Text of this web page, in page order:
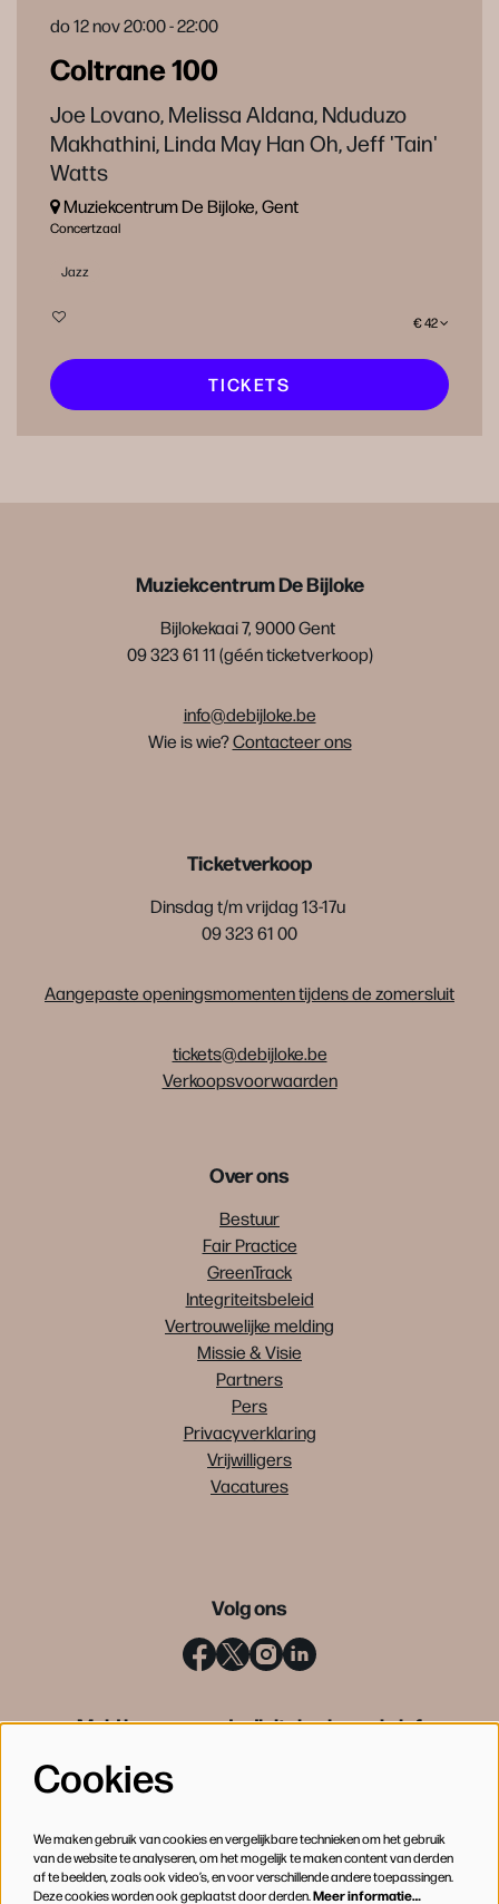
Coltrane 100
Joe Lovano, Melissa Aldana, Nduduzo
Makhathini, Linda May Han Oh, Jeff 'Tain'
Watts
do 12 nov20:00 - 22:00
Muziekcentrum De Bijloke, Gent
Concertzaal
Jazz
€ 42
TICKETS
Muziekcentrum De Bijloke
Bijlokekaai 7, 9000 Gent
09 323 61 11 (géén ticketverkoop)
info@debijloke.be
Wie is wie?Contacteer ons
Ticketverkoop
Dinsdag t/m vrijdag 13-17u
09 323 61 00
Aangepaste openingsmomenten tijdens de zomersluit
tickets@debijloke.be
Verkoopsvoorwaarden
Over ons
Bestuur
Fair Practice
GreenTrack
Integriteitsbeleid
Vertrouwelijke melding
Missie & Visie
Partners
Pers
Privacyverklaring
Vrijwilligers
Vacatures
Volg ons
Meld je aan voor de digitale nieuwsbrief
Cookies
We maken gebruik van cookies en vergelijkbare technieken om het gebruik
van de website te analyseren, om het mogelijk te maken content van derden
af te beelden, zoals ook video’s, en voor verschillende andere toepassingen.
Deze cookies worden ook geplaatst door derden.Meer informatie…